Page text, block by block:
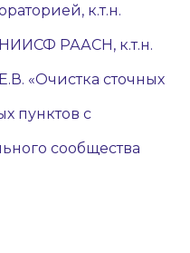
к.т.н.
РААСН, к.т.н.
«Очистка сточных
пунктов с
сообщества